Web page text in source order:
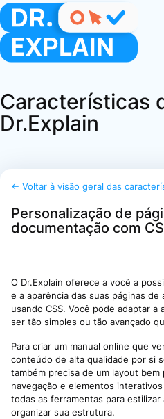
Características
Dr.Explain
← Voltar à visão geral das
Personalização de
documentação com
O Dr.Explain oferece a você a
e a aparência das suas páginas
usando CSS. Você pode adaptar a
ser tão simples ou tão avançado
Para criar um manual online que
conteúdo de alta qualidade por si
também precisa de um layout
navegação e elementos
todas as ferramentas para estilizar
organizar sua estrutura.